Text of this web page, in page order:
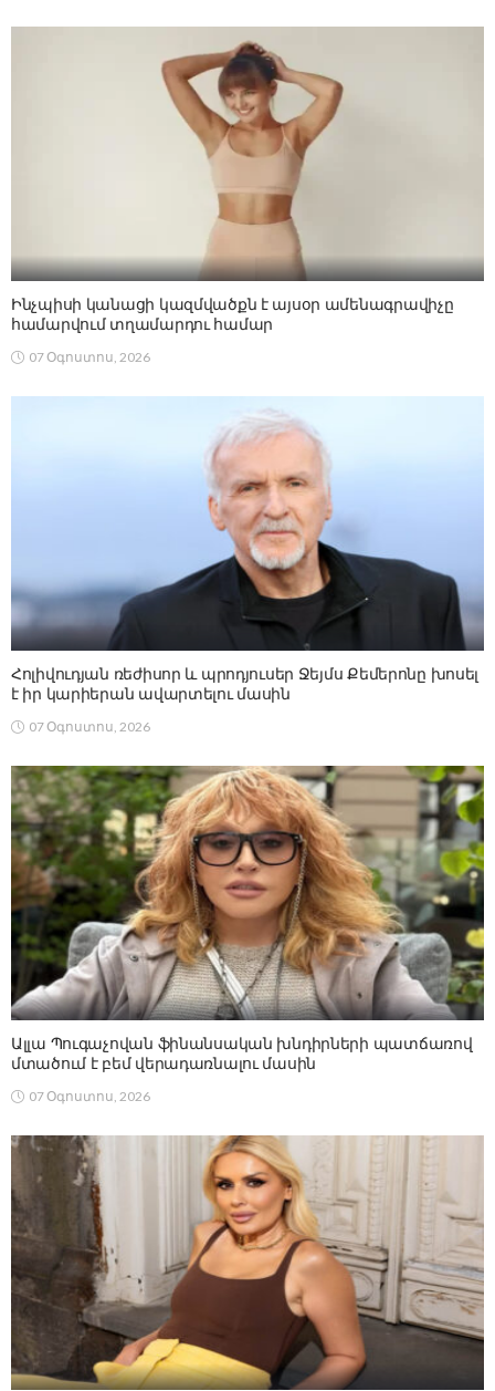
Ինչպիսի կանացի կազմվածքն է այսօր ամենագրավիչը
համարվում տղամարդու համար
07 Օգոստոս, 2026
Հոլիվուդյան ռեժիսոր և պրոդյուսեր Ջեյմս Քեմերոնը խոսել
է իր կարիերան ավարտելու մասին
07 Օգոստոս, 2026
Ալլա Պուգաչովան ֆինանսական խնդիրների պատճառով
մտածում է բեմ վերադառնալու մասին
07 Օգոստոս, 2026